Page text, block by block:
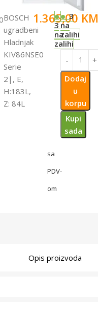
BOSCH
ugradbeni
Hladnjak
KIV86NSE0
Serie
2|, E,
H:183L,
Z: 84L
1.365,00 KM
sa
PDV-
om
3
na
zalihi
3
na
zalihi
Dodaj
u
korpu
Kupi
sada
Opis proizvoda